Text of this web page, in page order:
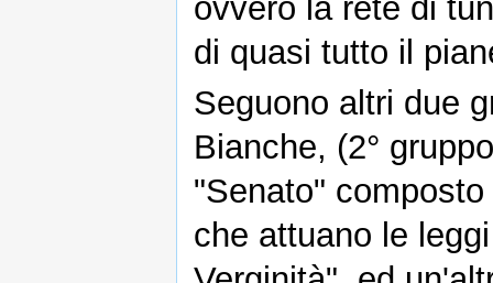
ovvero la rete di
di quasi tutto il
Seguono altri due
Bianche, (2°
"Senato"
che attuano le